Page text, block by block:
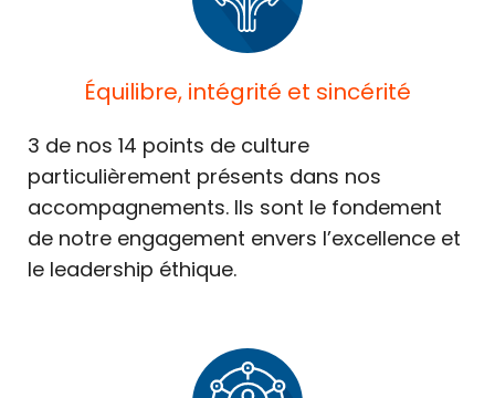
Équilibre, intégrité et sincérité
3 de nos 14 points de culture
particulièrement présents dans nos
accompagnements. Ils sont le fondement
de notre engagement envers l’excellence et
le leadership éthique.